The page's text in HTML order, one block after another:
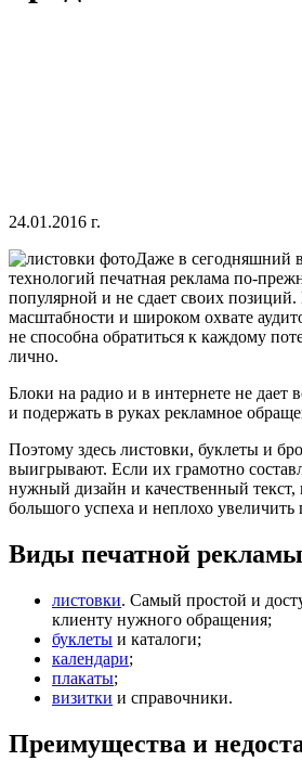
24.01.2016 г.
Даже в сегодняшний
технологий печатная реклама по-
популярной и не сдает своих
масштабности и широком охвате
не способна обратиться к каждому
лично.
Блоки на радио и в интернете не дает
и подержать в руках рекламное
Поэтому здесь листовки, буклеты и
выигрывают. Если их грамотно
нужный дизайн и качественный текст,
большого успеха и неплохо увеличить
Виды печатной рекламы
листовки. Самый простой и
клиенту нужного обращения;
буклеты и каталоги;
календари;
плакаты;
визитки и справочники.
Преимущества и